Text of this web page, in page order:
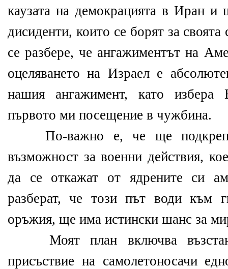
каузата на демокрацията в Иран и
дисиденти, които се борят за
се разбере, че ангажиментът на
оцеляването на Израел е
нашия ангажимент, като
първото ми посещение в чужбина.
По-важно е, че ще подкрепя
възможност за военни действия,
да се откажат от ядрените си
разберат, че този път води към
оръжия, ще има истински шанс за
Моят план включва
присъствие на самолетоносачи